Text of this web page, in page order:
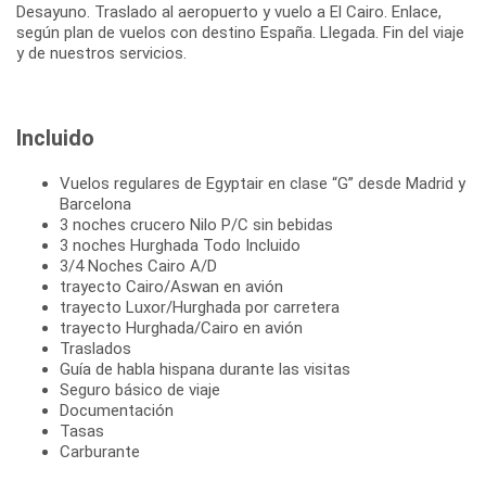
Desayuno. Traslado al aeropuerto y vuelo a El Cairo. Enlace,
según plan de vuelos con destino España. Llegada. Fin del viaje
y de nuestros servicios.
Incluido
Vuelos regulares de Egyptair en clase “G” desde Madrid y
Barcelona
3 noches crucero Nilo P/C sin bebidas
3 noches Hurghada Todo Incluido
3/4 Noches Cairo A/D
trayecto Cairo/Aswan en avión
trayecto Luxor/Hurghada por carretera
trayecto Hurghada/Cairo en avión
Traslados
Guía de habla hispana durante las visitas
Seguro básico de viaje
Documentación
Tasas
Carburante